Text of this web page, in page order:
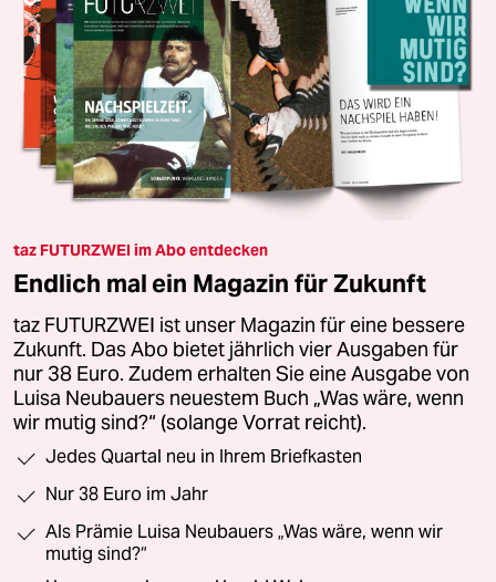
taz FUTURZWEI im Abo entdecken
Endlich mal ein Magazin für Zukunft
taz FUTURZWEI ist unser Magazin für eine bessere
Zukunft. Das Abo bietet jährlich vier Ausgaben für
nur 38 Euro. Zudem erhalten Sie eine Ausgabe von
Luisa Neubauers neuestem Buch „Was wäre, wenn
wir mutig sind?“ (solange Vorrat reicht).
Jedes Quartal neu in Ihrem Briefkasten
Nur 38 Euro im Jahr
Als Prämie Luisa Neubauers „Was wäre, wenn wir
mutig sind?“